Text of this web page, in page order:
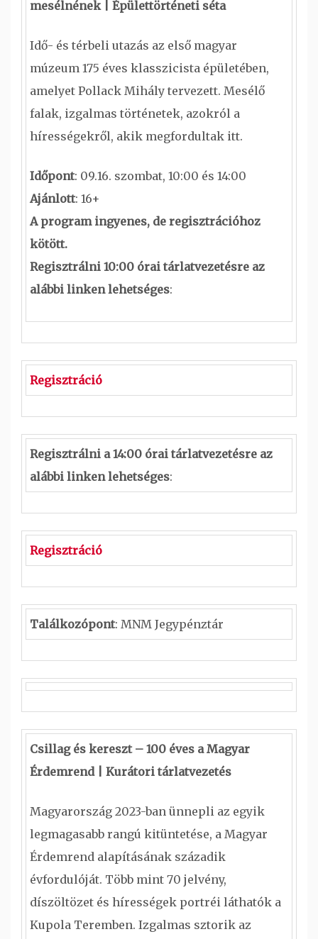
mesélnének | Épülettörténeti séta
Idő- és térbeli utazás az első magyar
múzeum 175 éves klasszicista épületében,
amelyet Pollack Mihály tervezett. Mesélő
falak, izgalmas történetek, azokról a
hírességekről, akik megfordultak itt.
Időpont: 09.16. szombat, 10:00 és 14:00
Ajánlott: 16+
A program ingyenes, de regisztrációhoz
kötött.
Regisztrálni 10:00 órai tárlatvezetésre az
alábbi linken lehetséges:
Regisztráció
Regisztrálni a 14:00 órai tárlatvezetésre az
alábbi linken lehetséges:
Regisztráció
Találkozópont: MNM Jegypénztár
Csillag és kereszt – 100 éves a Magyar
Érdemrend | Kurátori tárlatvezetés
Magyarország 2023-ban ünnepli az egyik
legmagasabb rangú kitüntetése, a Magyar
Érdemrend alapításának századik
évfordulóját. Több mint 70 jelvény,
díszöltözet és hírességek portréi láthatók a
Kupola Teremben. Izgalmas sztorik az